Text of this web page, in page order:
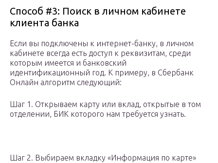
Способ #3: Поиск в личном кабинете
клиента банка
Если вы подключены к интернет-банку, в личном
кабинете всегда есть доступ к реквизитам, среди
которым имеется и банковский
идентификационный год. К примеру, в Сбербанк
Онлайн алгоритм следующий:
Шаг 1. Открываем карту или вклад, открытые в том
отделении, БИК которого нам требуется узнать.
Шаг 2. Выбираем вкладку «Информация по карте»